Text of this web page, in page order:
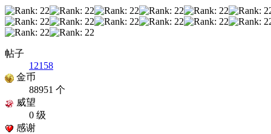
帖子
12158
金币
88951 个
威望
0 级
感谢